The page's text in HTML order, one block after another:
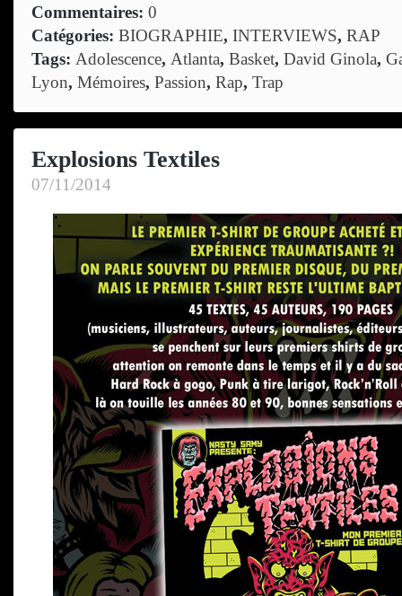
Commentaires: 0
Catégories: BIOGRAPHIE, INTERVIEWS, RAP
Tags: Adolescence, Atlanta, Basket, David Ginola,
Lyon, Mémoires, Passion, Rap, Trap
Explosions Textiles
07/11/2014